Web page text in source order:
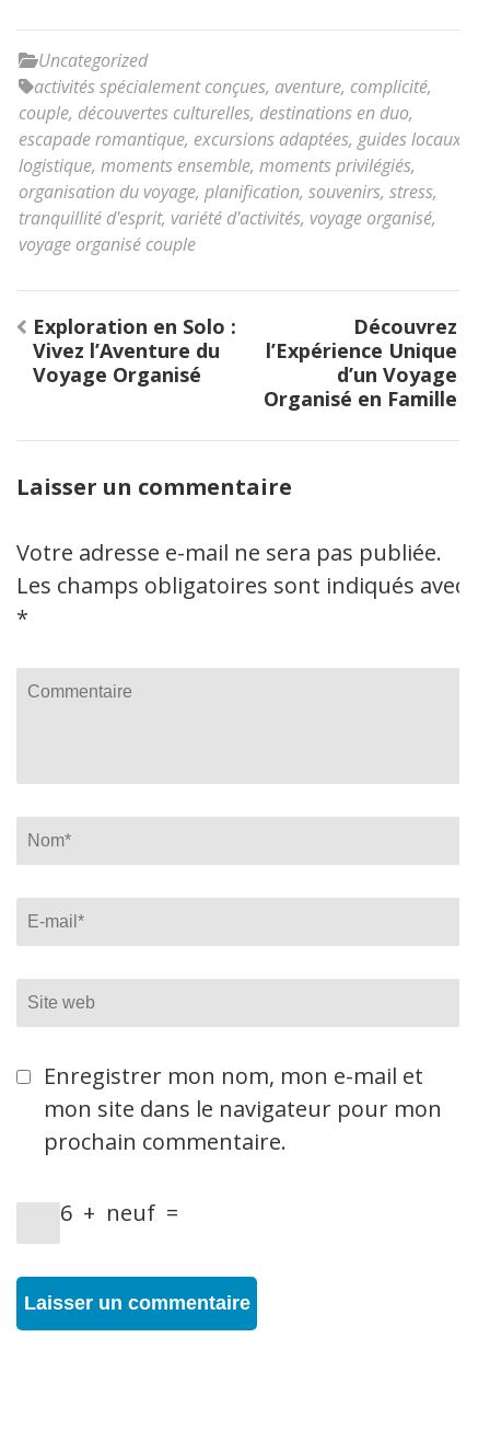
Uncategorized
activités spécialement conçues, aventure, complicité,
couple, découvertes culturelles, destinations en duo,
escapade romantique, excursions adaptées, guides locaux
logistique, moments ensemble, moments privilégiés,
organisation du voyage, planification, souvenirs, stress,
tranquillité d'esprit, variété d'activités, voyage organisé,
voyage organisé couple
Navigation
de
l’article
Exploration en Solo :
Vivez l’Aventure du
Voyage Organisé
Découvrez
l’Expérience Unique
d’un Voyage
Organisé en Famille
Laisser un commentaire
Votre adresse e-mail ne sera pas publiée.
Les champs obligatoires sont indiqués avec
*
Commentaire
Name
Email*
Site
web
Enregistrer mon nom, mon e-mail et
mon site dans le navigateur pour mon
prochain commentaire.
6 + neuf =